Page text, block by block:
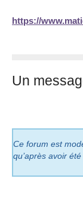
https://
Un
Ce forum est
qu’après avoir